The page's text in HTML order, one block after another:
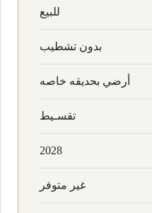
للبيع
بدون تشطيب
أرضي بحديقه خاصه
تقسـيط
2028
غير متوفر